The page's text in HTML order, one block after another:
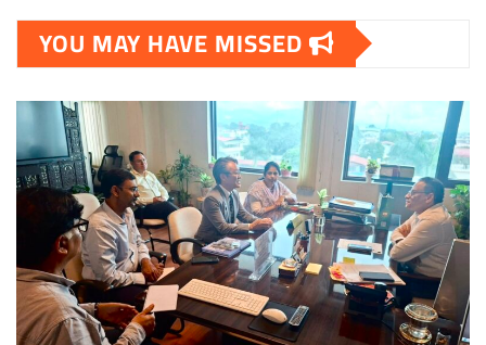
YOU MAY HAVE MISSED